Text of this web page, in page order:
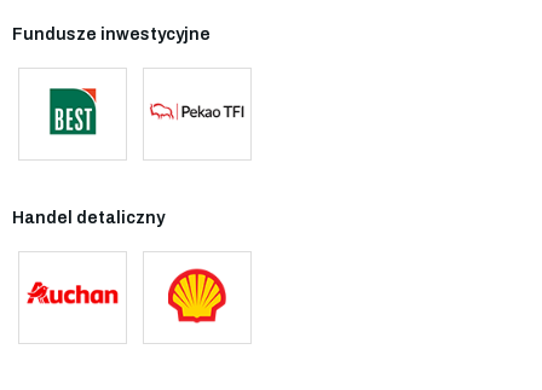
Fundusze inwestycyjne
Handel detaliczny